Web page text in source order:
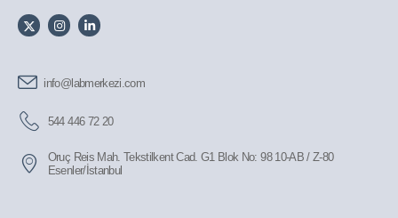
info@labmerkezi.com
544 446 72 20
Oruç Reis Mah. Tekstilkent Cad. G1 Blok No: 98 10-AB / Z-80
Esenler/İstanbul